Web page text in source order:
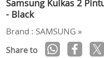
Samsung Kulkas 2
- Black
Brand : SAMSUNG »
Share to